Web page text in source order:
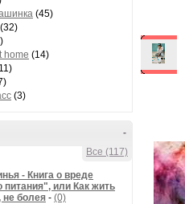
(45)
(32)
home (14)
(3)
-
Все (117)
- Книга о вреде
питания", или Как жить
не болея - (0)